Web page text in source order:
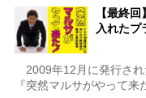
【最終
入れたプ
2009年12月に発行され
『突然マルサがやって